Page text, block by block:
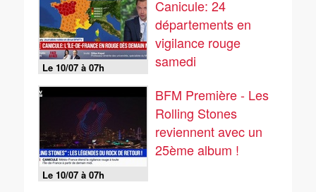
Le 10/07 à 07h
Canicule: 24
départements en
vigilance rouge
samedi
Le 10/07 à 07h
BFM Première - Les
Rolling Stones
reviennent avec un
25ème album !